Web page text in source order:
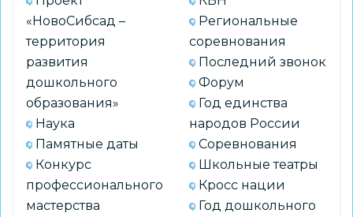
среди
обучающихся
муниципальных
общеобразовательных
организаций
Новосибирска
«НовоСибсад –
территория
развития
дошкольного
образования»
Наука
Памятные даты
Конкурс
профессионального
мастерства
Региональные
соревнования
Последний звонок
Форум
Год единства
народов России
Соревнования
Школьные театры
Кросс нации
Год дошкольного